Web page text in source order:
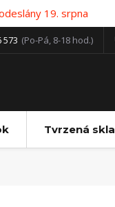
19. srpna
573 (Po-Pá, 8-18 hod.)
Tvrzená skla